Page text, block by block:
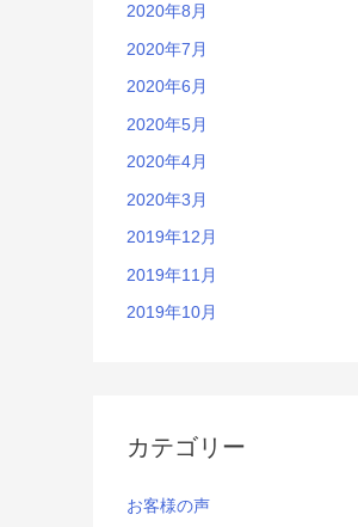
2020年8月
2020年7月
2020年6月
2020年5月
2020年4月
2020年3月
2019年12月
2019年11月
2019年10月
カテゴリー
お客様の声